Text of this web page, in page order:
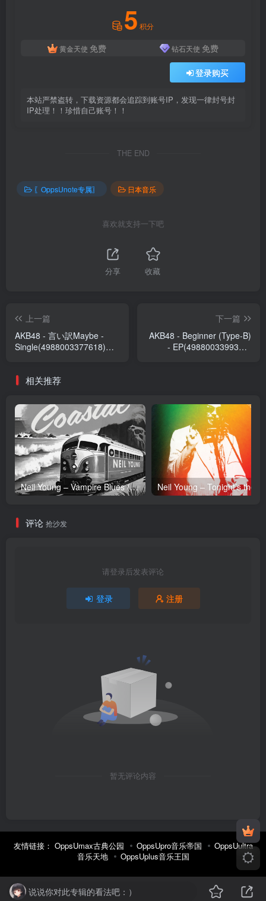
5 积分
黄金天使 免费 钻石天使 免费
登录购买
本站严禁盗转，下载资源都会追踪到账号IP，发现一律封号封
IP处理！！珍惜自己账号！！
THE END
〖OppsUnote专属〗 日本音乐
喜欢就支持一下吧
分享 收藏
上一篇
AKB48 - 言い訳Maybe -
Single(4988003377618)
下一篇
AKB48 - Beginner (Type-B)
- EP(4988003399313)
相关推荐
Neil Young – Vampire Blues (Live) – Single(054391239303)【24bit／96.0kHz】土耳其区
评论 抢沙发
请登录后发表评论
登录 注册
暂无评论内容
友情链接： OppsUmax古典公园 OppsUpro音乐帝国
OppsUultra
音乐天地
OppsUplus音乐王国
说说你对此专辑的看法吧：）